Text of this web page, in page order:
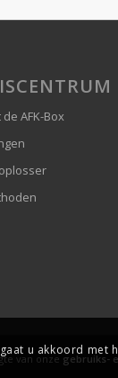
AFK-Box
van onze gebruiks-
u akkoord